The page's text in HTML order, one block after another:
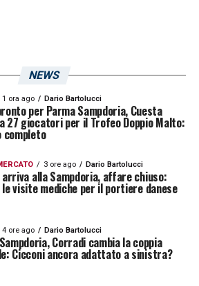
NEWS
1 ora ago Dario Bartolucci
per Parma Sampdoria, Cuesta
27 giocatori per il Trofeo Doppio Malto:
completo
3 ore ago Dario Bartolucci
arriva alla Sampdoria, affare chiuso:
le visite mediche per il portiere danese
4 ore ago Dario Bartolucci
Corradi cambia la coppia
Cicconi ancora adattato a sinistra?